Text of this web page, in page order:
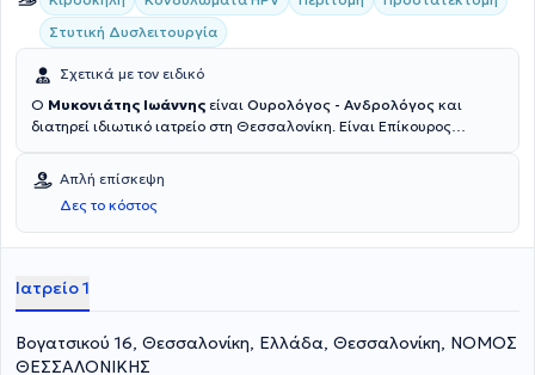
Στυτική Δυσλειτουργία
Σχετικά με τον ειδικό
Ο Μυκονιάτης Ιωάννης είναι Ουρολόγος - Ανδρολόγος και
διατηρεί ιδιωτικό ιατρείο στη Θεσσαλονίκη. Eίναι Επίκουρος
Πανεπιστημίου Θεσσαλονίκης, ενώ προηγουμένως διετέλεσε
Επίκουρος Καθηγητής (Reader) Ανατομίας και Χειρουργικής
Ανατομίας στο αγγλόφωνο προπτυχιακό πρόγραμμα σπουδών,
καθώς και Ακαδημαϊκός Υπότροφος Ουρολογίας - Ανδρολογίας
ευρωπαϊκά πιστοποιημένα εκπαιδευτικά προγράμματα
Διαδερμικής Νεφρολιθοθρυψίας (PCNL) και Ελάχιστα Επεμβατικής
της νεφρολιθίασης. To 2019- 2020 πραγματοποίησε Fellowship στην
Xειρουργική Aνδρολογία στο Βέλγιο (Πανεπιστημιακή Ουρολογική
Απλή επίσκεψη
Δες το κόστος
Ιατρείο 1
Βογατσικού 16, Θεσσαλονίκη, Ελλάδα, Θεσσαλονίκη, ΝΟΜΟΣ
ΘΕΣΣΑΛΟΝΙΚΗΣ